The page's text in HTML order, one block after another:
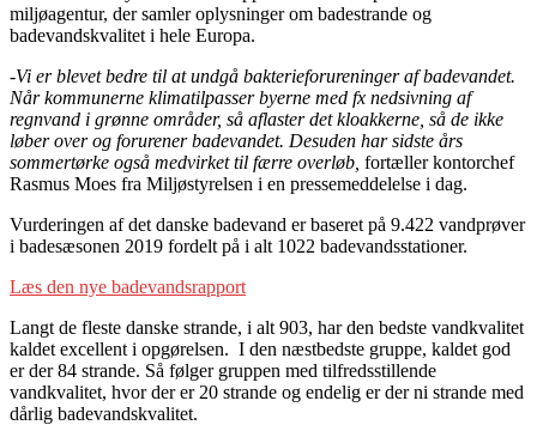
miljøagentur, der samler oplysninger om badestrande og
badevandskvalitet i hele Europa.
-Vi er blevet bedre til at undgå bakterieforureninger af badevandet.
Når kommunerne klimatilpasser byerne med fx nedsivning af
regnvand i grønne områder, så aflaster det kloakkerne, så de ikke
løber over og forurener badevandet. Desuden har sidste års
sommertørke også medvirket til færre overløb, fortæller kontorchef
Rasmus Moes fra Miljøstyrelsen i en pressemeddelelse i dag.
Vurderingen af det danske badevand er baseret på 9.422 vandprøver
i badesæsonen 2019 fordelt på i alt 1022 badevandsstationer.
Læs den nye badevandsrapport
Langt de fleste danske strande, i alt 903, har den bedste vandkvalitet
kaldet excellent i opgørelsen. I den næstbedste gruppe, kaldet god
er der 84 strande. Så følger gruppen med tilfredsstillende
vandkvalitet, hvor der er 20 strande og endelig er der ni strande med
dårlig badevandskvalitet.